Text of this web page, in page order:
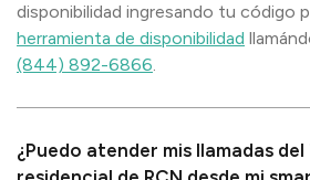
disponibilidad ingresando tu código
herramienta de disponibilidad
(844) 892-6866.
¿Puedo atender mis llamadas